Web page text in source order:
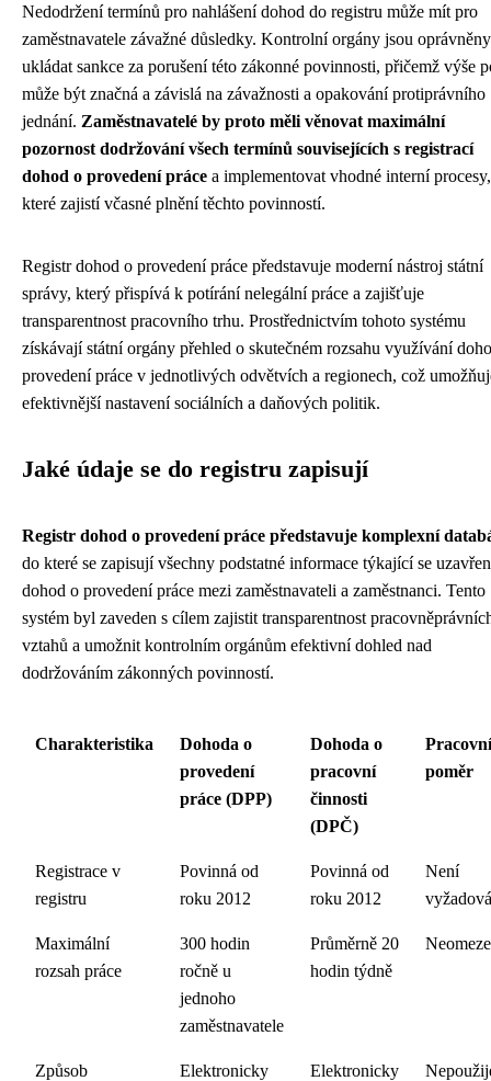
Nedodržení termínů pro nahlášení dohod do registru může mít pro
zaměstnavatele závažné důsledky. Kontrolní orgány jsou oprávněny
ukládat sankce za porušení této zákonné povinnosti, přičemž výše
může být značná a závislá na závažnosti a opakování protiprávního
jednání. Zaměstnavatelé by proto měli věnovat maximální
pozornost dodržování všech termínů souvisejících s registrací
dohod o provedení práce a implementovat vhodné interní procesy,
které zajistí včasné plnění těchto povinností.
Registr dohod o provedení práce představuje moderní nástroj státní
správy, který přispívá k potírání nelegální práce a zajišťuje
transparentnost pracovního trhu. Prostřednictvím tohoto systému
získávají státní orgány přehled o skutečném rozsahu využívání
provedení práce v jednotlivých odvětvích a regionech, což
efektivnější nastavení sociálních a daňových politik.
Jaké údaje se do registru zapisují
Registr dohod o provedení práce představuje komplexní
do které se zapisují všechny podstatné informace týkající se
dohod o provedení práce mezi zaměstnavateli a zaměstnanci. Tento
systém byl zaveden s cílem zajistit transparentnost
vztahů a umožnit kontrolním orgánům efektivní dohled nad
dodržováním zákonných povinností.
Charakteristika
Dohoda o
provedení
práce (DPP)
Dohoda o
pracovní
činnosti
(DPČ)
Pracovní
poměr
Registrace v
registru
Povinná od
roku 2012
Povinná od
roku 2012
Není
Maximální
rozsah práce
300 hodin
ročně u
jednoho
zaměstnavatele
Průměrně 20
hodin týdně
Způsob
Elektronicky
Elektronicky